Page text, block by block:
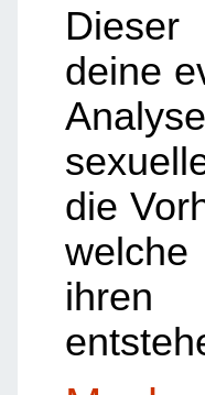
deine
die